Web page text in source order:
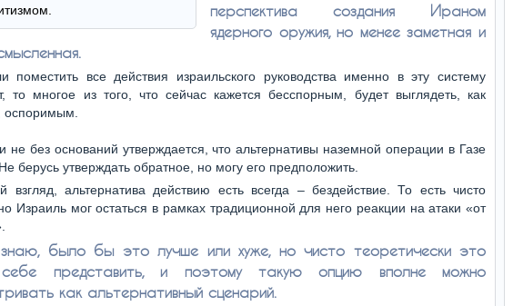
перспектива создания Ираном
ядерного оружия, но менее заметная и
поместить все действия израильского руководства именно в эту систему
то многое из того, что сейчас кажется бесспорным, будет выглядеть, как
не без оснований утверждается, что альтернативы наземной операции в Газе
берусь утверждать обратное, но могу его предположить.
взгляд, альтернатива действию есть всегда – бездействие. То есть чисто
Израиль мог остаться в рамках традиционной для него реакции на атаки «от
было бы это лучше или хуже, но чисто теоретически это
представить, и поэтому такую опцию вполне можно
как альтернативный сценарий.